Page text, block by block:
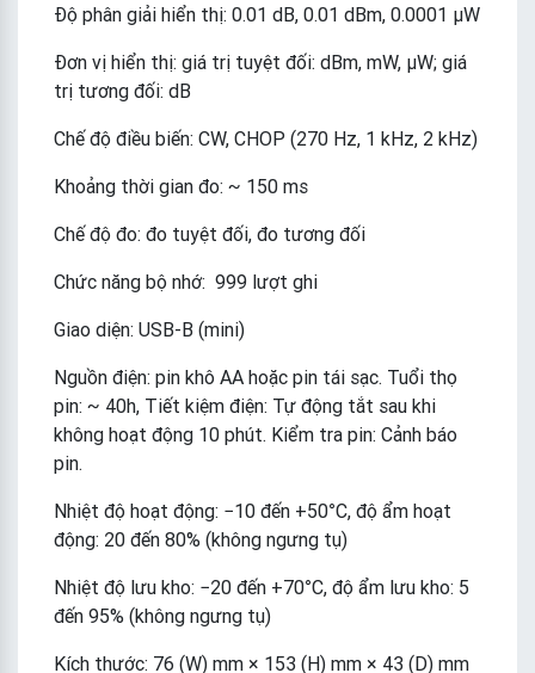
Độ phân giải hiển thị: 0.01 dB, 0.01 dBm, 0.0001 μW
Đơn vị hiển thị: giá trị tuyệt đối: dBm, mW, μW; giá
trị tương đối: dB
Chế độ điều biến: CW, CHOP (270 Hz, 1 kHz, 2 kHz)
Khoảng thời gian đo: ~ 150 ms
Chế độ đo: đo tuyệt đối, đo tương đối
Chức năng bộ nhớ: 999 lượt ghi
Giao diện: USB-B (mini)
Nguồn điện: pin khô AA hoặc pin tái sạc. Tuổi thọ
pin: ~ 40h, Tiết kiệm điện: Tự động tắt sau khi
không hoạt động 10 phút. Kiểm tra pin: Cảnh báo
pin.
Nhiệt độ hoạt động: −10 đến +50°C, độ ẩm hoạt
động: 20 đến 80% (không ngưng tụ)
Nhiệt độ lưu kho: −20 đến +70°C, độ ẩm lưu kho: 5
đến 95% (không ngưng tụ)
Kích thước: 76 (W) mm × 153 (H) mm × 43 (D) mm